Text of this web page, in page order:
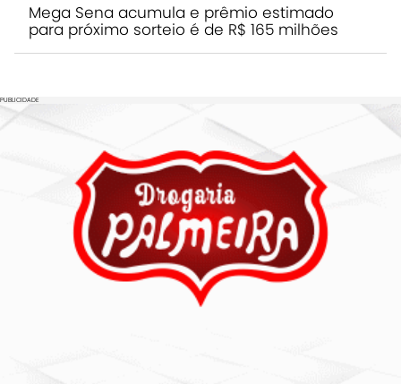
Mega Sena acumula e prêmio estimado
para próximo sorteio é de R$ 165 milhões
PUBLICIDADE